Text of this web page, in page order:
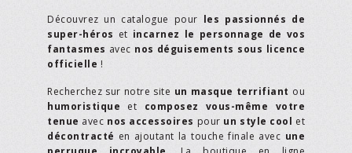
Découvrez un catalogue pour les passionnés de
super-héros et incarnez le personnage de vos
fantasmes avec nos déguisements sous licence
officielle !
Recherchez sur notre site un masque terrifiant ou
humoristique et composez vous-même votre
tenue avec nos accessoires pour un style cool et
décontracté en ajoutant la touche finale avec une